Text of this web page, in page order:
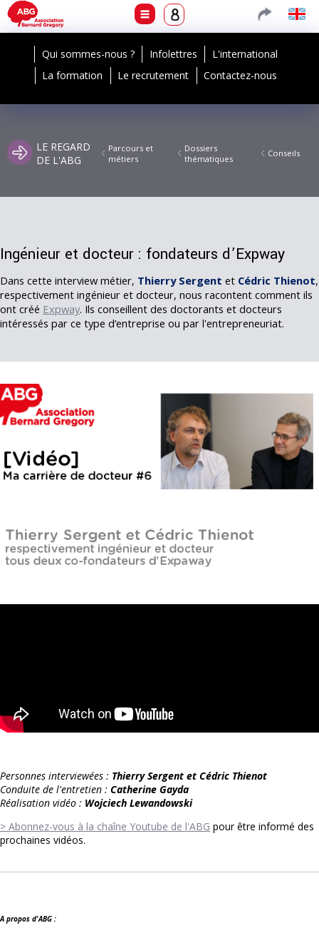
Qui sommes-nous ? Infolettres
L'international
La formation
Le recrutement Contactez-nous
LE REGARD
DE L'ABG
Parcours et
métiers
Dossiers
thématiques
Conseils
Ingénieur et docteur : fondateurs d’Expway
Dans cette interview métier, Thierry Sergent et Cédric Thienot,
respectivement ingénieur et docteur, nous racontent comment ils
ont créé Expway. Ils conseillent des doctorants et docteurs
intéressés par ce type d’entreprise ou par l'entrepreneuriat.
Personnes interviewées : Thierry Sergent et Cédric Thienot
Conduite de l'entretien : Catherine Gayda
Réalisation vidéo : Wojciech Lewandowski
> Abonnez-vous à la chaîne Youtube de l'ABG pour être informé des
prochaines vidéos.
A propos d'ABG :